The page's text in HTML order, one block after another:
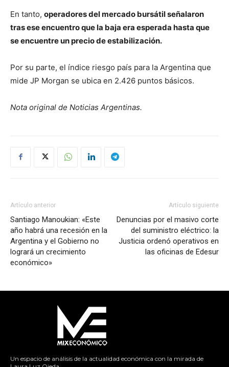
En tanto, operadores del mercado bursátil señalaron
tras ese encuentro que la baja era esperada hasta que
se encuentre un precio de estabilización.
Por su parte, el índice riesgo país para la Argentina que
mide JP Morgan se ubica en 2.426 puntos básicos.
Nota original de Noticias Argentinas.
Artículo anterior
Santiago Manoukian: «Este
año habrá una recesión en la
Argentina y el Gobierno no
logrará un crecimiento
económico»
Artículo siguiente
Denuncias por el masivo corte
del suministro eléctrico: la
Justicia ordenó operativos en
las oficinas de Edesur
Un espacio de análisis de la actualidad económica con la mirada de